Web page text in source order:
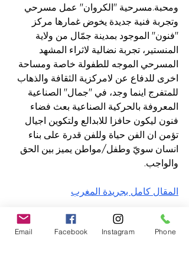
ومحبة.مسرحية "الكروان" عمل مسرحي
وتجربة فنية جديدة يخوض غمارها مركز
"فنون" الموجود بمدينة جمّال من ولاية
المنستير، تجربة نضالية لاثراء المشهد
المسرحي الموجه للطفولة خاصة ومساحة
اخرى للدفاع عن لامركزية الثقافة والذهاب
للمتفرج اينما وجد، في "جمال" الصناعية
المعروفة بالحركية الصناعية بعث فضاء
فنون ليكون حافزا للابدالع ولتكوين اجيال
تؤمن ان الفن حياة وللفن قدرة على بناء
انسان سويّ وطفل/مواطن يميز بين الحق
والواجب.
المقال كامل بجريدة المغرب
Articles
Email Facebook Instagram Phone